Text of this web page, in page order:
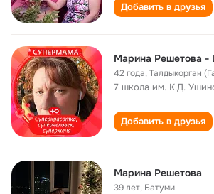
Добавить в друзья
Марина Решетова -
42 года,Талдыкорган
7 школа им. К.Д.
Добавить в друзья
Марина Решетова
39 лет, Батуми